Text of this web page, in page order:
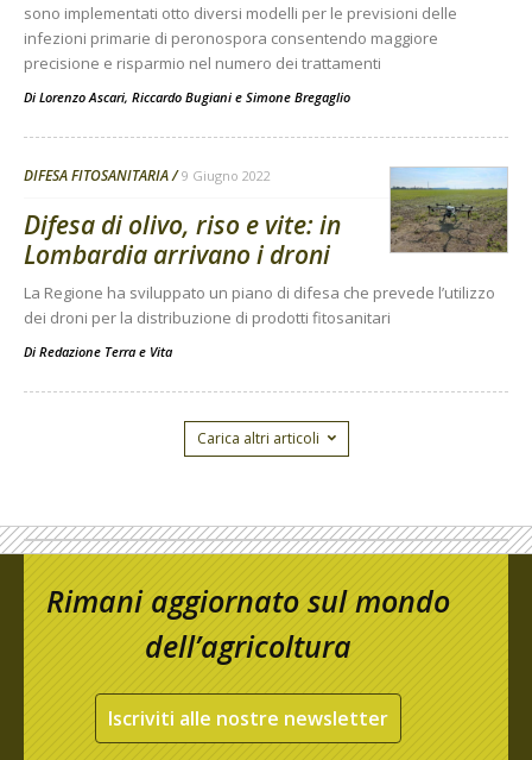
sono implementati otto diversi modelli per le previsioni delle
infezioni primarie di peronospora consentendo maggiore
precisione e risparmio nel numero dei trattamenti
Di Lorenzo Ascari, Riccardo Bugiani e Simone Bregaglio
DIFESA FITOSANITARIA 9 Giugno 2022
Difesa di olivo, riso e vite: in
Lombardia arrivano i droni
La Regione ha sviluppato un piano di difesa che prevede l’utilizzo
dei droni per la distribuzione di prodotti fitosanitari
Di Redazione Terra e Vita
Carica altri articoli
Rimani aggiornato sul mondo
dell’agricoltura
Iscriviti alle nostre newsletter